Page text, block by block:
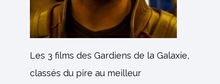
Les 3 films des Gardiens de la Galaxie,
classés du pire au meilleur